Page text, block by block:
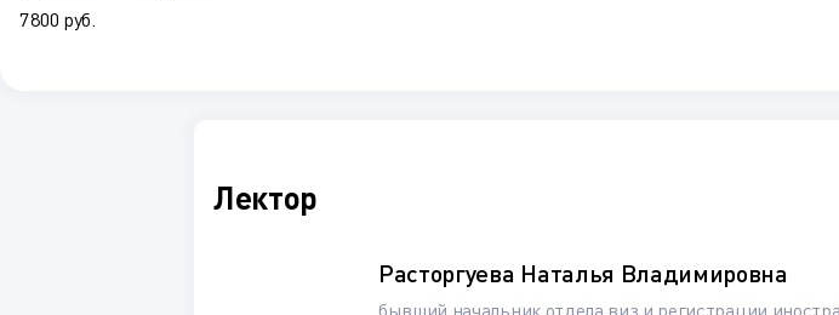
7 800 руб.
Лектор
Расторгуева Наталья Владимировна